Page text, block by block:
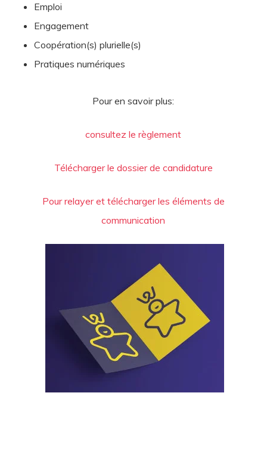
Emploi
Engagement
Coopération(s) plurielle(s)
Pratiques numériques
Pour en savoir plus:
consultez le règlement
Télécharger le dossier de candidature
Pour relayer et télécharger les éléments de
communication